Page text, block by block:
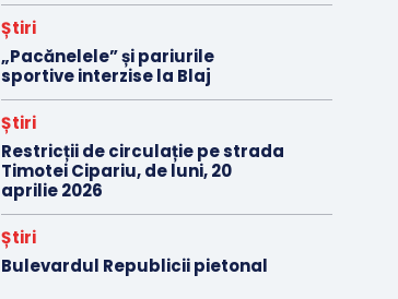
Știri
„Pacănelele” și pariurile
sportive interzise la Blaj
Știri
Restricții de circulație pe strada
Timotei Cipariu, de luni, 20
aprilie 2026
Știri
Bulevardul Republicii pietonal